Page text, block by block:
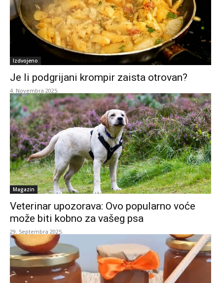
Izdvojeno
Je li podgrijani krompir zaista otrovan?
4. Novembra 2025.
Magazin
Veterinar upozorava: Ovo popularno voće
može biti kobno za vašeg psa
29. Septembra 2025.